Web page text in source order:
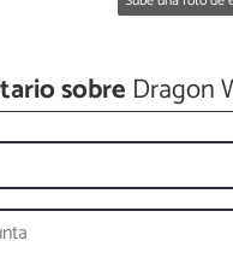
sobre Dragon